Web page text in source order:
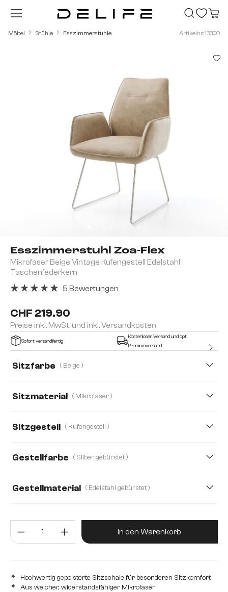
Zum Hauptinhalt springen
Möbel Stühle Esszimmerstühle Artikelnr.: 13300
Esszimmerstuhl Zoa-Flex
Mikrofaser Beige Vintage Kufengestell Edelstahl
Taschenfederkern
CHF 219.90
Preise inkl. MwSt. und inkl. Versandkosten
5 Bewertungen
Sofort versandfertig
Kostenloser Versand und opt.
Premiumversand
Sitzfarbe ( Beige )
Sitzmaterial ( Mikrofaser )
Echt Leder Mikrofaser/Bouclé
Strukturstoff Soft
Sitzgestell ( Kufengestell )
Gestellfarbe ( Silber gebürstet )
Gestellmaterial ( Edelstahl gebürstet )
Produkt Anzahl: Gib den
In den Warenkorb
Hochwertig gepolsterte Sitzschale für besonderen Sitzkomfort
Aus weicher, widerstandsfähiger Mikrofaser